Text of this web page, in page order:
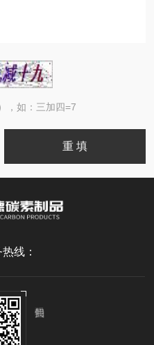
，如：三加四=7
线：